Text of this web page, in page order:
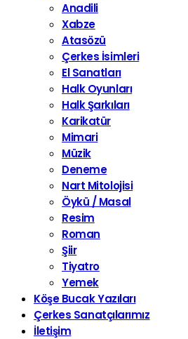
Anadili
Xabze
Atasözü
Çerkes İsimleri
El Sanatları
Halk Oyunları
Halk Şarkıları
Karikatür
Mimari
Müzik
Deneme
Nart Mitolojisi
Öykü / Masal
Resim
Roman
Şiir
Tiyatro
Yemek
Köşe Bucak Yazıları
Çerkes Sanatçılarımız
İletişim